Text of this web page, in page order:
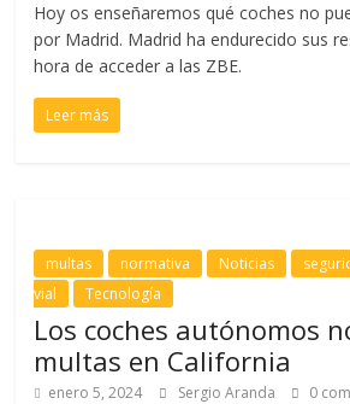
Hoy os enseñaremos qué coches no
por Madrid. Madrid ha endurecido sus
hora de acceder a las ZBE.
Leer más
multas normativa Noticias
vial
Tecnología
Los coches autónomos
multas en California
enero 5, 2024 Sergio Aranda
0